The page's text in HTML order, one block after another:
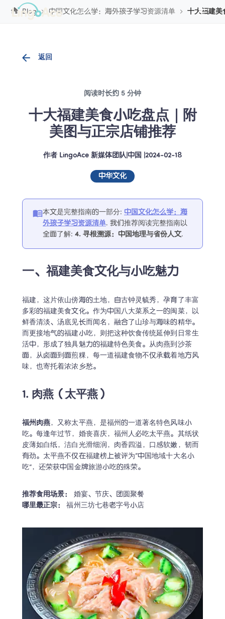
Blog 中国文化怎么学：海外孩子学习资源清单 十大福建美
返回
阅读时长约 5 分钟
十大福建美食小吃盘点｜附
美图与正宗店铺推荐
作者 LingoAce 新媒体团队| 中国 2024-02-18
中华文化
本文是完整指南的一部分: 中国文化怎么学：海
外孩子学习资源清单. 我们推荐阅读完整指南以
全面了解: 4. 寻根溯源：中国地理与省份人文.
一、福建美食文化与小吃魅力
福建，这片依山傍海的土地，自古钟灵毓秀，孕育了丰富
多彩的福建美食文化。作为中国八大菜系之一的闽菜，以
鲜香清淡、汤底见长而闻名，融合了山珍与海味的精华。
而更接地气的福建小吃，则把这种饮食传统延伸到日常生
活中，形成了独具魅力的福建特色美食。从肉燕到沙茶
面，从卤面到面煎粿，每一道福建食物不仅承载着地方风
味，也寄托着浓浓乡愁。
1. 肉燕（太平燕）
福州肉燕，又称太平燕，是福州的一道著名特色风味小
吃。每逢年过节，婚丧喜庆，福州人必吃太平燕。其纸状
皮薄如白纸，洁白光滑细润，肉香四溢，口感软嫩，韧而
有劲。太平燕不仅在福建榜上被评为“中国地域十大名小
吃”，还荣获中国金牌旅游小吃的殊荣。
推荐食用场景：
哪里最正宗：
福州三坊七巷老字号小店
Cookie管理